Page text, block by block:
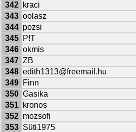
342
kraci
343 oolasz
344 pozsi
345
P!T
346 okmis
347 ZB
348 edith1313@freemail.hu
349
Finn
350 Gasika
351
kronos
352 mozsofi
353 Süti1975